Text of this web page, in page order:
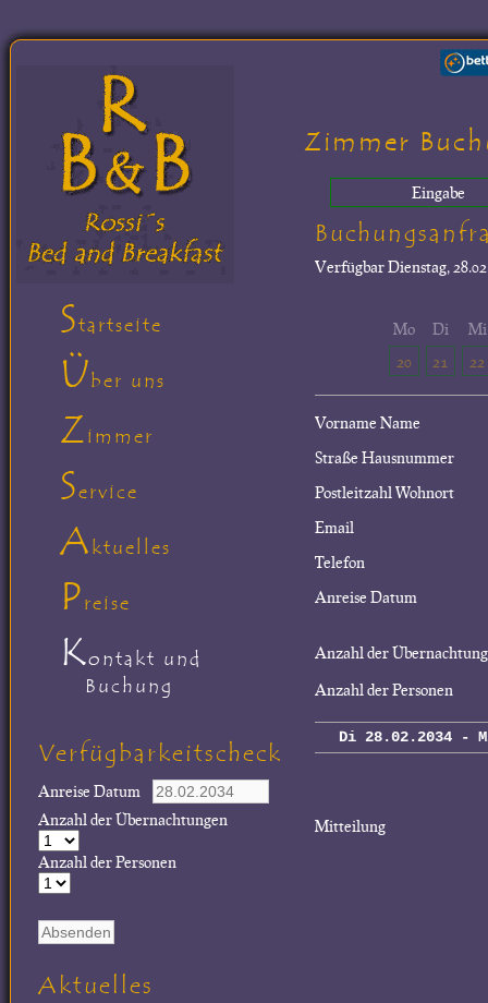
Zimmer
Eingabe
VerfügbarDienstag,
Mo
20
Di
21
Mi
22
Vorname Name
Straße Hausnummer
Postleitzahl Wohnort
Email
Telefon
Anreise Datum
Anzahl der
Anzahl der Personen
Di 28.02.2034 -
Mitteilung
Startseite
Über uns
Zimmer
Service
Aktuelles
Preise
Kontakt und
Buchung
Verfügbarkeitscheck
Anreise Datum
Anzahl der Übernachtungen
Anzahl der Personen
Aktuelles